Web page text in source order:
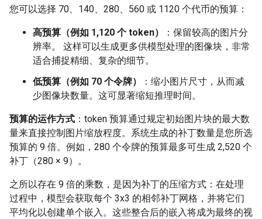
您可以选择 70、140、280、560 或 1120 个代币的预算：
高预算（例如 1,120 个 token）
：保留较高的图片分
辨率。 这样可以生成更多供模型处理的图像块，非常
适合捕捉精细、复杂的细节。
低预算（例如 70 个令牌）
：缩小图片尺寸，从而减
少图像块数量。这可显著缩短推理时间。
预算的运作方式 ：token 预算通过规定初始图片块的最大数
量来直接控制图片缩放程度。系统生成的补丁数量是您所选
预算的 9 倍。例如，280 个令牌的预算最多可生成 2,520 个
补丁（280 × 9）。
之所以存在 9 倍的乘数，是因为补丁的压缩方式：在处理
过程中，模型会获取每个 3x3 的相邻补丁网格，并将它们
平均化以创建单个嵌入。这些整合后的嵌入将成为最终的视